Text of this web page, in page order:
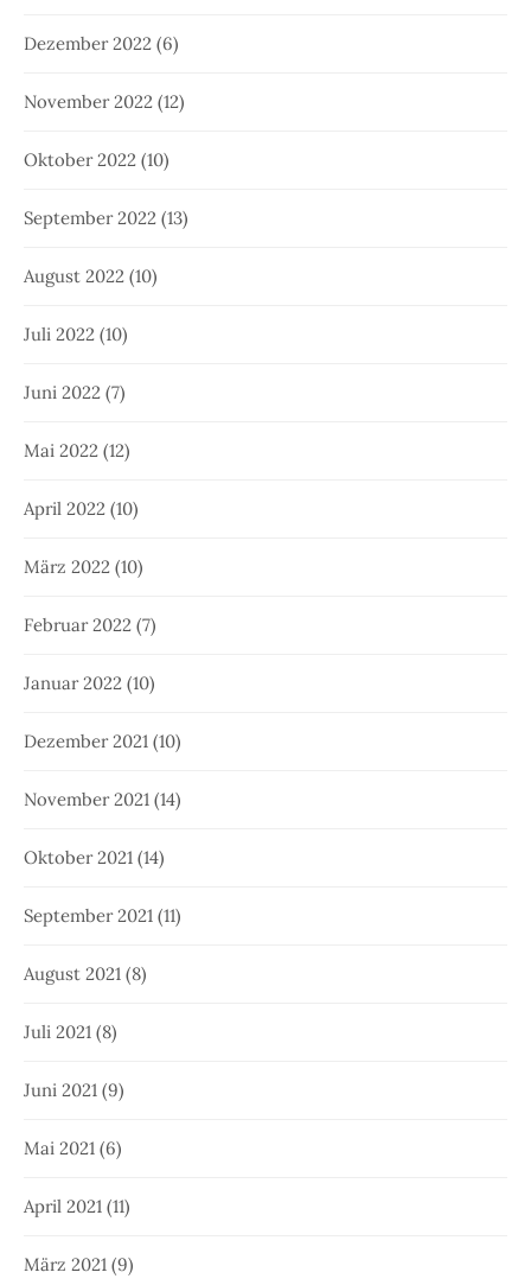
Dezember 2022 (6)
November 2022 (12)
Oktober 2022 (10)
September 2022 (13)
August 2022 (10)
Juli 2022 (10)
Juni 2022 (7)
Mai 2022 (12)
April 2022 (10)
März 2022 (10)
Februar 2022 (7)
Januar 2022 (10)
Dezember 2021 (10)
November 2021 (14)
Oktober 2021 (14)
September 2021 (11)
August 2021 (8)
Juli 2021 (8)
Juni 2021 (9)
Mai 2021 (6)
April 2021 (11)
März 2021 (9)